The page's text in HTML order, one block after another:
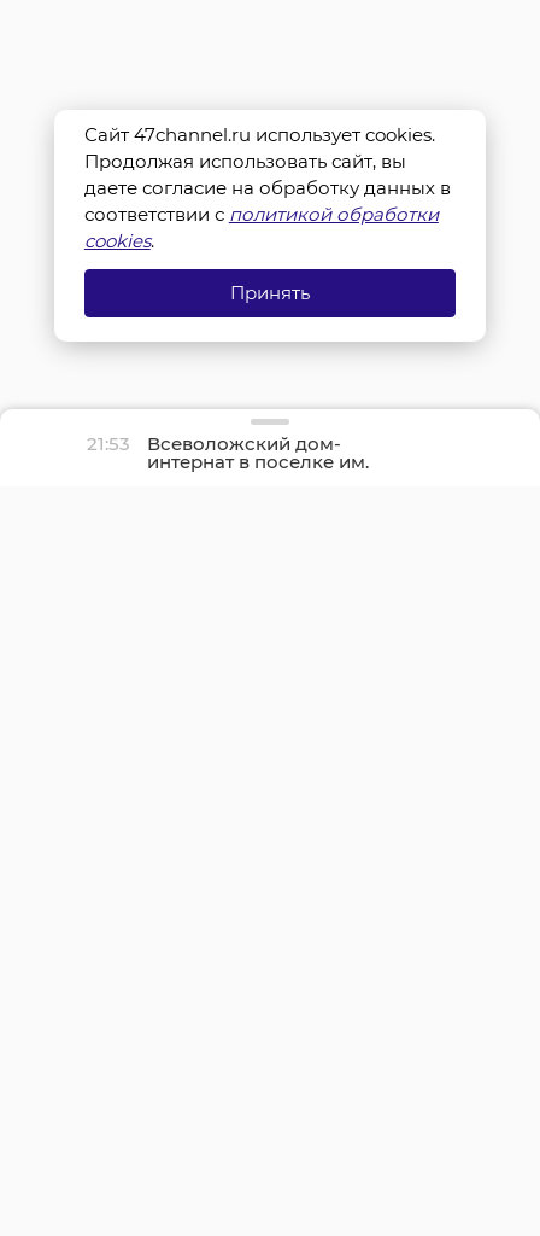
21:53 Всеволожский дом-
интернат в поселке им.
Свердлова полностью
Сайт 47channel.ru использует cookies.
Продолжая использовать сайт, вы
даете согласие на обработку данных в
соответствии с политикой обработки
cookies.
Принять